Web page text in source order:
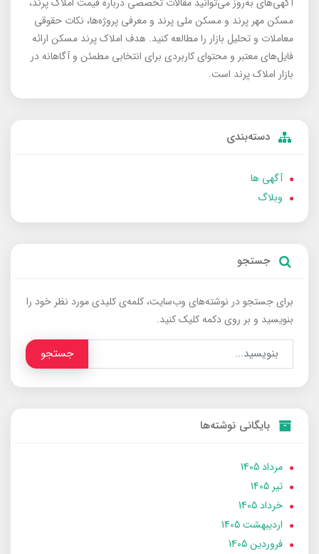
مسکن مهر پرند و مسکن ملی پرند و معرفی پروژه‌ها، نکات حقوقی
معاملات و تحلیل بازار را مطالعه کنید. هدف املاک پرند مسکن ارائه
فایل‌های معتبر و محتوای کاربردی برای انتخابی مطمئن و آگاهانه در
بازار املاک پرند است.
دسته‌بندی
آگهی ها
وبلاگ
جستجو
برای جستجو در نوشته‌های وب‌سایت، کلمه‌ی کلیدی مورد نظر خود را
بنویسید و بر روی دکمه کلیک کنید.
جستجو
بایگانی نوشته‌ها
مرداد 1405
تير 1405
خرداد 1405
ارديبهشت 1405
فروردین 1405